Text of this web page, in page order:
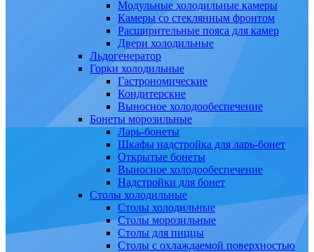
Модульные холодильные камеры
Камеры со стеклянным фронтом
Расширительные пояса для камер
Двери холодильные
Льдогенератор
Горки холодильные
Гастрономические
Кондитерские
Выносное холодообеспечение
Бонеты морозильные
Ларь-бонеты
Шкафы надстройка для ларь-бонет
Открытые бонеты
Выносное холодообеспечение
Надстройки для бонет
Столы холодильные
Столы холодильные
Столы морозильные
Столы для пиццы
Столы с охлаждаемой поверхностью